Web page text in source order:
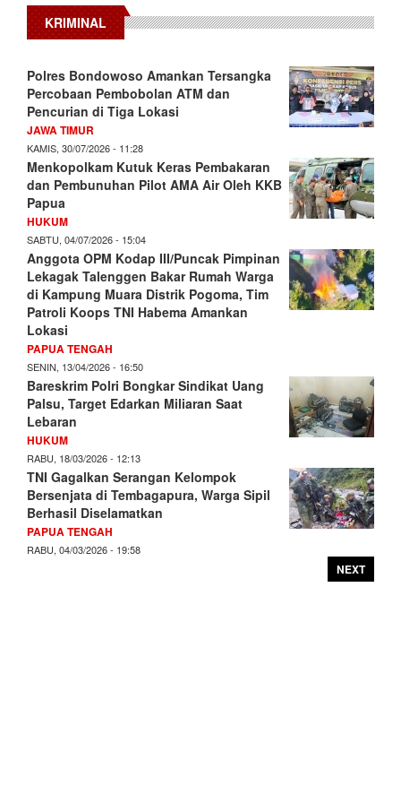
KRIMINAL
Polres Bondowoso Amankan Tersangka
Percobaan Pembobolan ATM dan
Pencurian di Tiga Lokasi
JAWA TIMUR
KAMIS, 30/07/2026 - 11:28
Menkopolkam Kutuk Keras Pembakaran
dan Pembunuhan Pilot AMA Air Oleh KKB
Papua
HUKUM
SABTU, 04/07/2026 - 15:04
Anggota OPM Kodap III/Puncak Pimpinan
Lekagak Talenggen Bakar Rumah Warga
di Kampung Muara Distrik Pogoma, Tim
Patroli Koops TNI Habema Amankan
Lokasi
PAPUA TENGAH
SENIN, 13/04/2026 - 16:50
Bareskrim Polri Bongkar Sindikat Uang
Palsu, Target Edarkan Miliaran Saat
Lebaran
HUKUM
RABU, 18/03/2026 - 12:13
TNI Gagalkan Serangan Kelompok
Bersenjata di Tembagapura, Warga Sipil
Berhasil Diselamatkan
PAPUA TENGAH
RABU, 04/03/2026 - 19:58
NEXT